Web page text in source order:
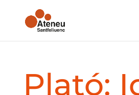
Plató: